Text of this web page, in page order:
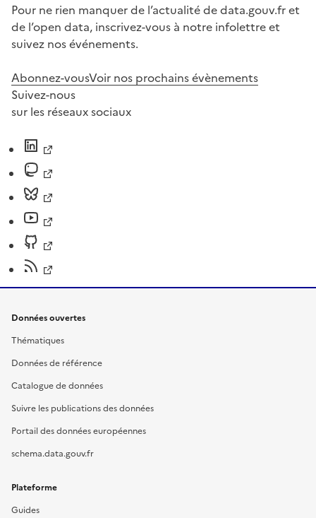
Pour ne rien manquer de l’actualité de data.gouv.fr et
de l’open data, inscrivez-vous à notre infolettre et
suivez nos événements.
Abonnez-vousVoir nos prochains évènements
Suivez-nous
sur les réseaux sociaux
Données ouvertes
Thématiques
Données de référence
Catalogue de données
Suivre les publications des données
Portail des données européennes
schema.data.gouv.fr
Plateforme
Guides